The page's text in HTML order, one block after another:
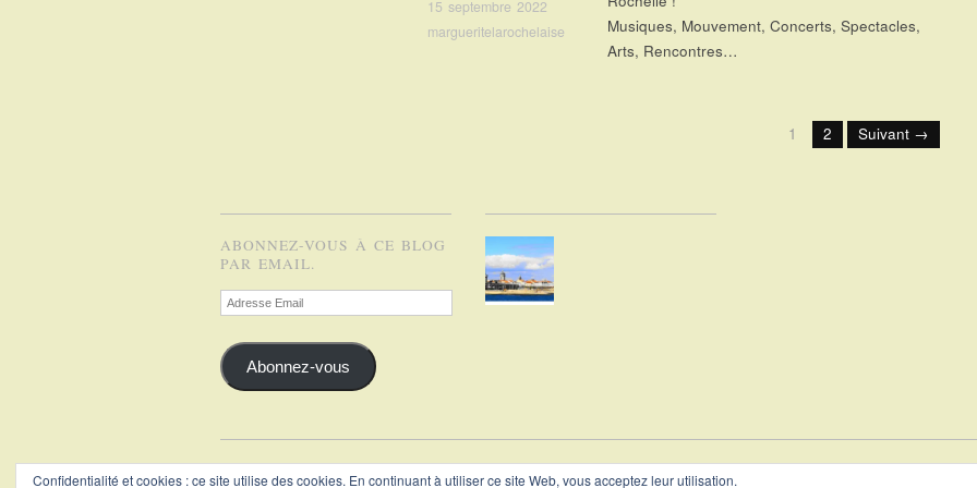
15 septembre 2022
margueritelarochelaise
Musiques, Mouvement, Concerts, Spectacles,
Arts, Rencontres…
1 2 Suivant →
ABONNEZ-VOUS À CE BLOG
PAR EMAIL.
Adresse
Email
Abonnez-vous
Copyright © 2026
Confidentialité et cookies : ce site utilise des cookies. En continuant à utiliser ce site Web, vous acceptez leur utilisation.